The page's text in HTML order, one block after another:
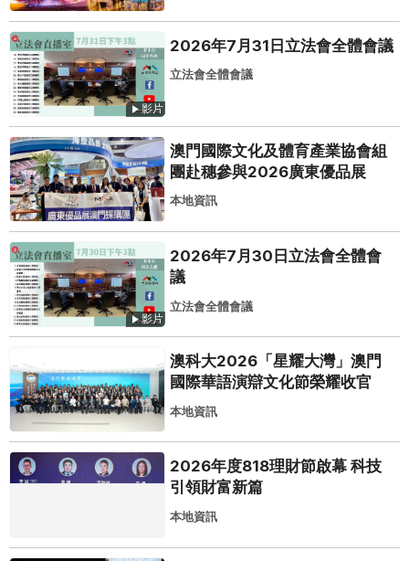
影片
2026年7月31日立法會全體會議
立法會全體會議
澳門國際文化及體育產業協會組
團赴穗參與2026廣東優品展
本地資訊
影片
2026年7月30日立法會全體會
議
立法會全體會議
澳科大2026「星耀大灣」澳門
國際華語演辯文化節榮耀收官
本地資訊
2026年度818理財節啟幕 科技
引領財富新篇
本地資訊